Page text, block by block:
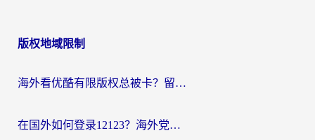
版权地域限制
海外看优酷有限版权总被卡？留学生亲测有效的回国加速器选择指南
在国外如何登录12123？海外党必备的回国加速实用指南